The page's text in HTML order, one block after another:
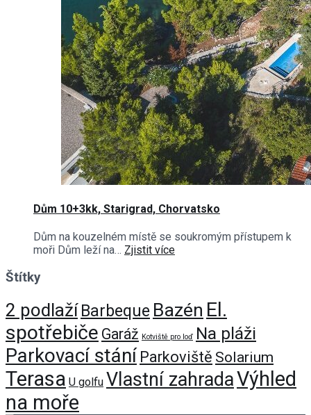
Dům 10+3kk, Starigrad, Chorvatsko
Dům na kouzelném místě se soukromým přístupem k
moři Dům leží na… Zjistit více
Štítky
2 podlaží Barbeque Bazén El.
spotřebiče Garáž Kotviště pro loď Na pláži
Parkovací stání Parkoviště Solarium
Terasa U golfu Vlastní zahradaVýhled
na moře